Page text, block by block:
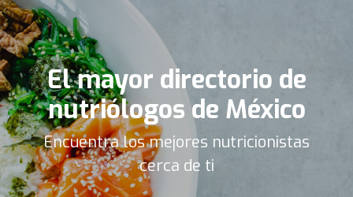
El mayor directorio de
nutriólogos de México
Encuentra los mejores nutricionistas
cerca de ti